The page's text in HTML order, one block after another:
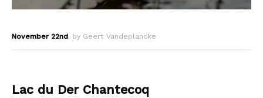
November 22nd by Geert Vandeplancke
Lac du Der Chantecoq